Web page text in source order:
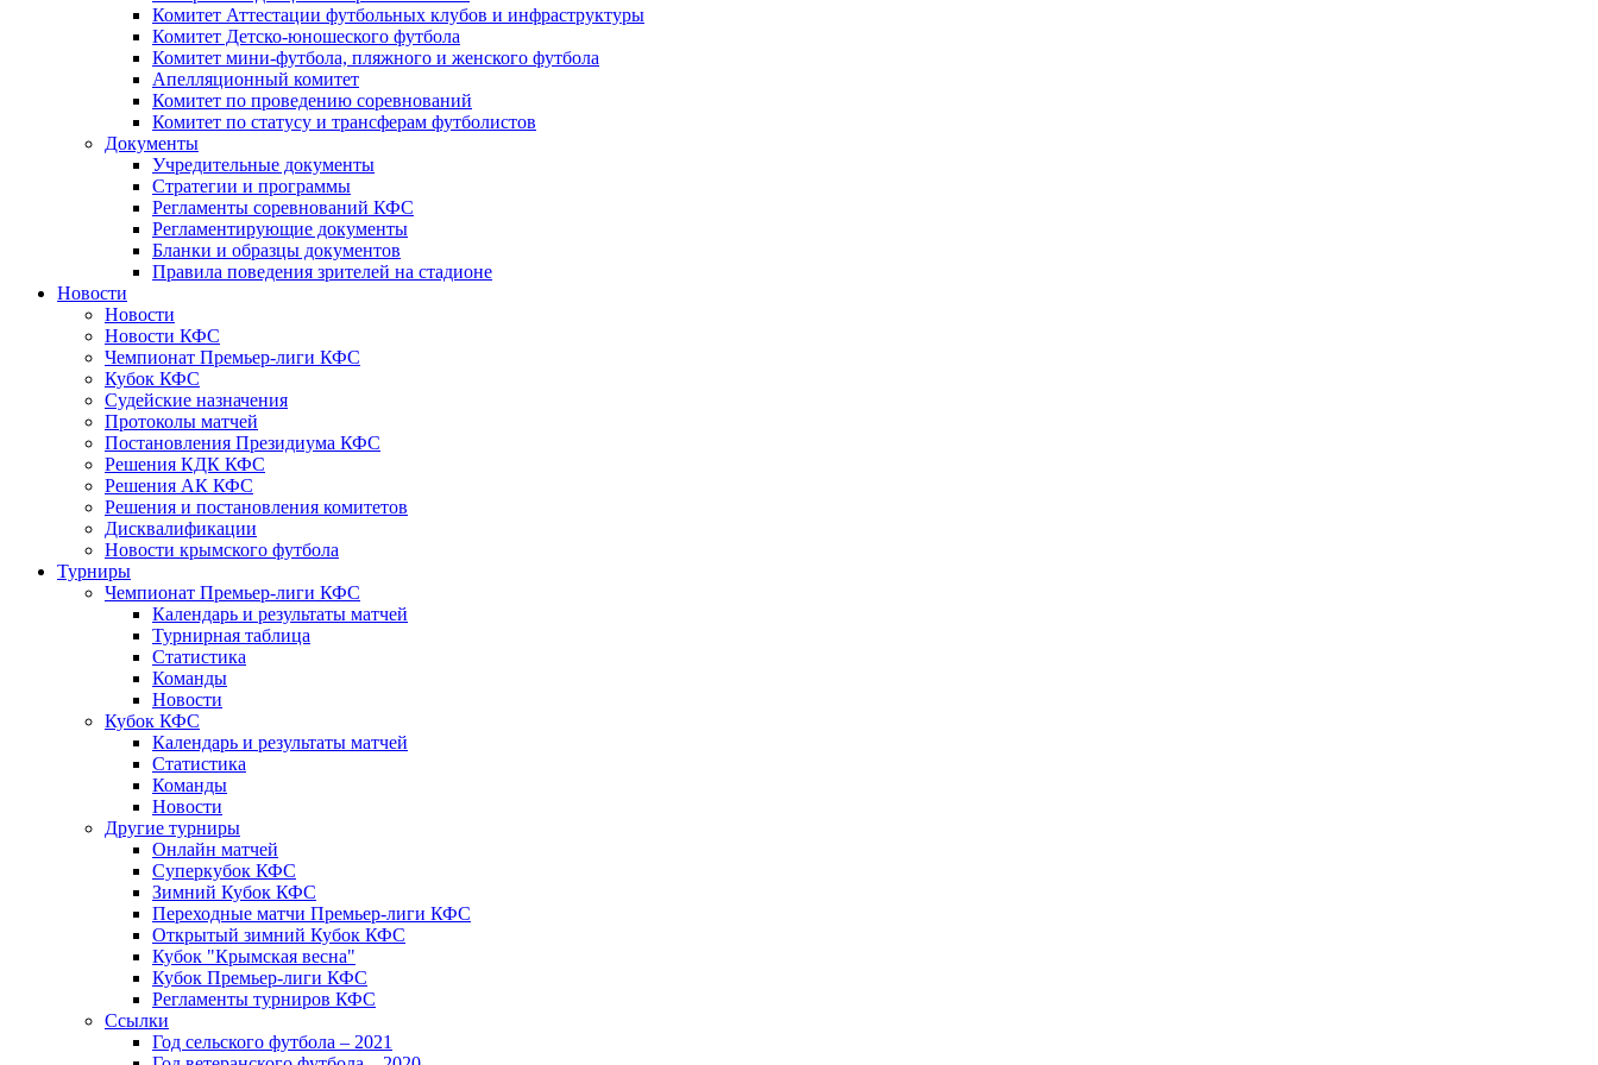
Комитет Аттестации футбольных клубов и инфраструктуры
Комитет Детско-юношеского футбола
Комитет мини-футбола, пляжного и женского футбола
Апелляционный комитет
Комитет по проведению соревнований
Комитет по статусу и трансферам футболистов
Документы
Учредительные документы
Стратегии и программы
Регламенты соревнований КФС
Регламентирующие документы
Бланки и образцы документов
Правила поведения зрителей на стадионе
Новости
Новости
Новости КФС
Чемпионат Премьер-лиги КФС
Кубок КФС
Судейские назначения
Протоколы матчей
Постановления Президиума КФС
Решения КДК КФС
Решения АК КФС
Решения и постановления комитетов
Дисквалификации
Новости крымского футбола
Турниры
Чемпионат Премьер-лиги КФС
Календарь и результаты матчей
Турнирная таблица
Статистика
Команды
Новости
Кубок КФС
Календарь и результаты матчей
Статистика
Команды
Новости
Другие турниры
Онлайн матчей
Суперкубок КФС
Зимний Кубок КФС
Переходные матчи Премьер-лиги КФС
Открытый зимний Кубок КФС
Кубок "Крымская весна"
Кубок Премьер-лиги КФС
Регламенты турниров КФС
Ссылки
Год сельского футбола – 2021